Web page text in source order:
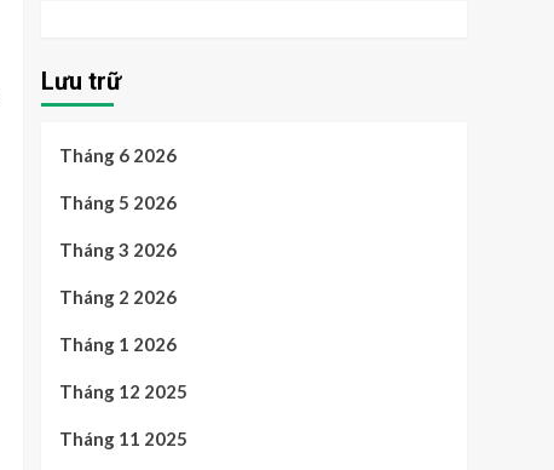
Lưu trữ
Tháng 6 2026
Tháng 5 2026
Tháng 3 2026
Tháng 2 2026
Tháng 1 2026
Tháng 12 2025
Tháng 11 2025